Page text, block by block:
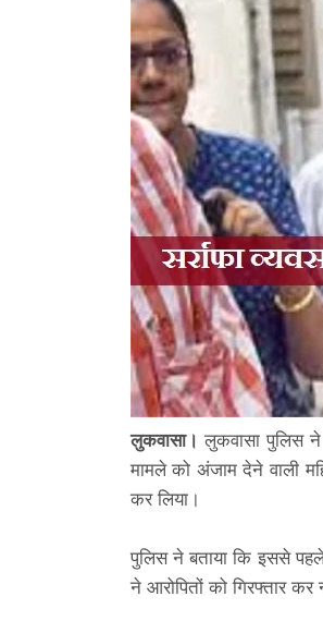
लुकवासा। लुकवासा पुलिस ने
मामले को अंजाम देने वाली
कर लिया।
पुलिस ने बताया कि इससे
ने आरोपितों को गिरफ्तार